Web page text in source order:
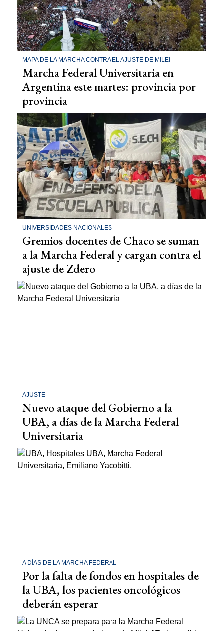
MAPA DE LA MARCHA CONTRA EL AJUSTE DE MILEI
Marcha Federal Universitaria en
Argentina este martes: provincia por
provincia
UNIVERSIDADES NACIONALES
Gremios docentes de Chaco se suman
a la Marcha Federal y cargan contra el
ajuste de Zdero
AJUSTE
Nuevo ataque del Gobierno a la
UBA, a días de la Marcha Federal
Universitaria
A DÍAS DE LA MARCHA FEDERAL
Por la falta de fondos en hospitales de
la UBA, los pacientes oncológicos
deberán esperar